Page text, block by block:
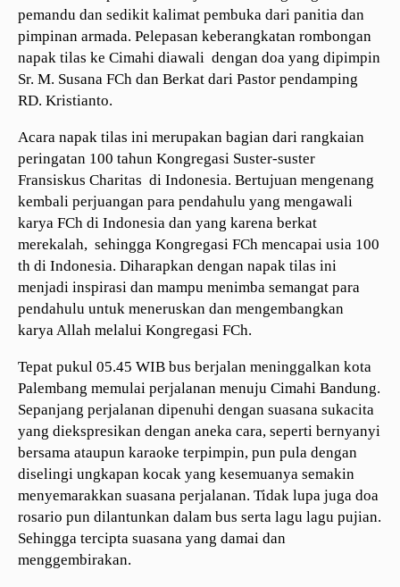
pemandu dan sedikit kalimat pembuka dari panitia dan
pimpinan armada. Pelepasan keberangkatan rombongan
napak tilas ke Cimahi diawali dengan doa yang dipimpin
Sr. M. Susana FCh dan Berkat dari Pastor pendamping
RD. Kristianto.
Acara napak tilas ini merupakan bagian dari rangkaian
peringatan 100 tahun Kongregasi Suster-suster
Fransiskus Charitas di Indonesia. Bertujuan mengenang
kembali perjuangan para pendahulu yang mengawali
karya FCh di Indonesia dan yang karena berkat
merekalah, sehingga Kongregasi FCh mencapai usia 100
th di Indonesia. Diharapkan dengan napak tilas ini
menjadi inspirasi dan mampu menimba semangat para
pendahulu untuk meneruskan dan mengembangkan
karya Allah melalui Kongregasi FCh.
Tepat pukul 05.45 WIB bus berjalan meninggalkan kota
Palembang memulai perjalanan menuju Cimahi Bandung.
Sepanjang perjalanan dipenuhi dengan suasana sukacita
yang diekspresikan dengan aneka cara, seperti bernyanyi
bersama ataupun karaoke terpimpin, pun pula dengan
diselingi ungkapan kocak yang kesemuanya semakin
menyemarakkan suasana perjalanan. Tidak lupa juga doa
rosario pun dilantunkan dalam bus serta lagu lagu pujian.
Sehingga tercipta suasana yang damai dan
menggembirakan.